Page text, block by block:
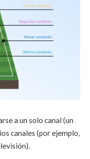
a un solo canal (un
canales (por ejemplo,